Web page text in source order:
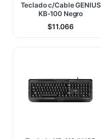
Teclado c/Cable GENIUS
KB-100 Negro
$11.066